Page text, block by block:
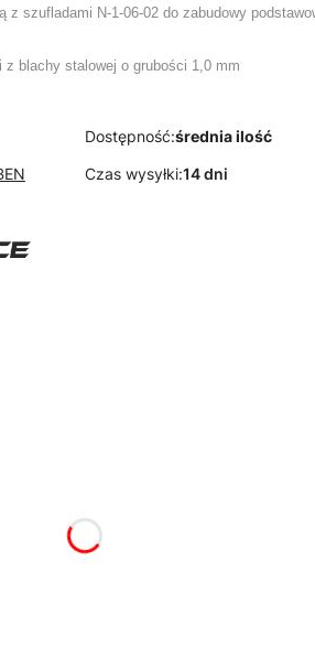
z szufladami N-1-06-02 do zabudowy
blachy stalowej o grubości 1,0 mm
Dostępność:średnia ilość
Czas wysyłki:14 dni